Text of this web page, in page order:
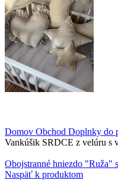
Domov Obchod Doplnky do
Vankúšik SRDCE z velúru s
Obojstranné hniezdo "Ruža"
Naspäť k produktom